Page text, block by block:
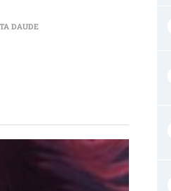
DAUDE[:ES]”SI OS APETECE APOYAR LA